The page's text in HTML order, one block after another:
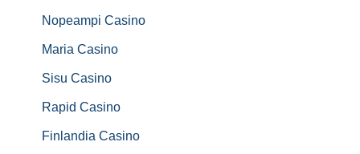
Nopeampi Casino
Maria Casino
Sisu Casino
Rapid Casino
Finlandia Casino